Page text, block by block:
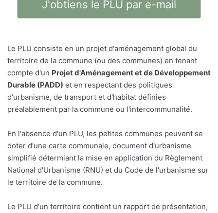
J'obtiens le PLU par e-mail
Le PLU consiste en un projet d'aménagement global du
territoire de la commune (ou des communes) en tenant
compte d'un Projet d'Aménagement et de Développement
Durable (PADD) et en respectant des politiques
d'urbanisme, de transport et d'habitat définies
préalablement par la commune ou l'intercommunalité.
En l'absence d'un PLU, les petites communes peuvent se
doter d'une carte communale, document d'urbanisme
simplifié détermiant la mise en application du Règlement
National d'Urbanisme (RNU) et du Code de l'urbanisme sur
le territoire de la commune.
Le PLU d'un territoire contient un rapport de présentation,